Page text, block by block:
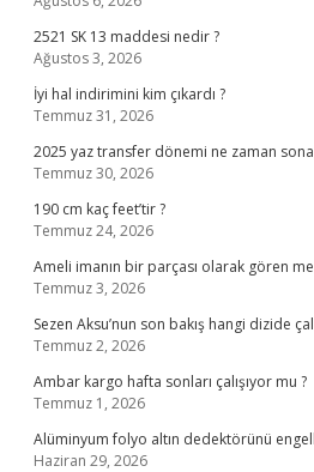
2521 SK 13 maddesi nedir ?
Ağustos 3, 2026
İyi hal indirimini kim çıkardı ?
Temmuz 31, 2026
2025 yaz transfer dönemi ne zaman
Temmuz 30, 2026
190 cm kaç feet’tir ?
Temmuz 24, 2026
Ameli imanın bir parçası olarak gören
Temmuz 3, 2026
Sezen Aksu’nun son bakış hangi dizide
Temmuz 2, 2026
Ambar kargo hafta sonları çalışıyor mu ?
Temmuz 1, 2026
Alüminyum folyo altın dedektörünü
Haziran 29, 2026